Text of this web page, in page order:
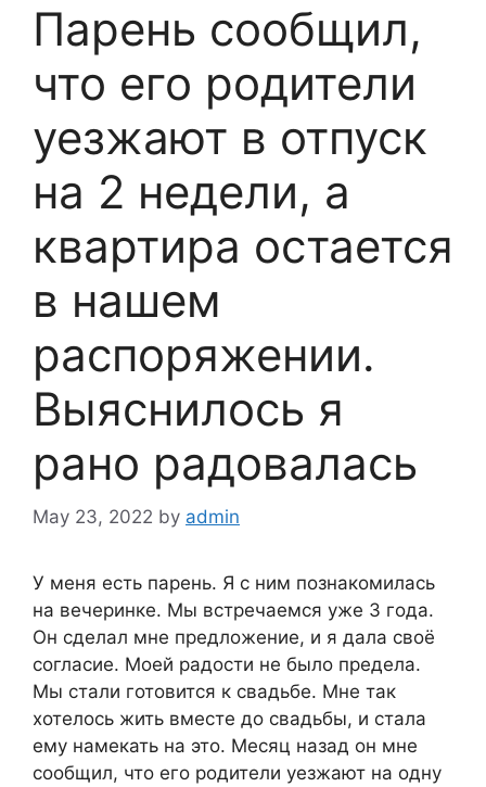
Парень сообщил,
что его родители
уезжают в отпуск
на 2 недели, а
квартира остается
в нашем
распоряжении.
Выяснилось я
рано радовалась
May 23, 2022 by admin
У меня есть парень. Я с ним познакомилась
на вечеринке. Мы встречаемся уже 3 года.
Он сделал мне предложение, и я дала своё
согласие. Моей радости не было предела.
Мы стали готовится к свадьбе. Мне так
хотелось жить вместе до свадьбы, и стала
ему намекать на это. Месяц назад он мне
сообщил, что его родители уезжают на одну